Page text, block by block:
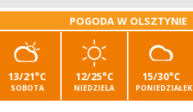
POGODA W OLSZTYNIE
13/21°C
SOBOTA
12/25°C
NIEDZIELA
15/30°C
PONIEDZIAŁEK